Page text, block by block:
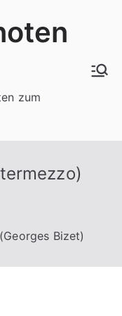
zum
Bizet)